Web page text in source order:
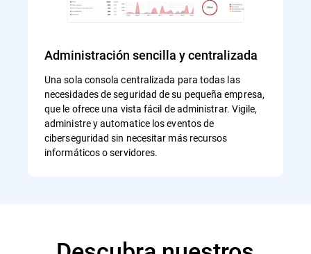
Administración sencilla y centralizada
Una sola consola centralizada para todas las
necesidades de seguridad de su pequeña empresa,
que le ofrece una vista fácil de administrar. Vigile,
administre y automatice los eventos de
ciberseguridad sin necesitar más recursos
informáticos o servidores.